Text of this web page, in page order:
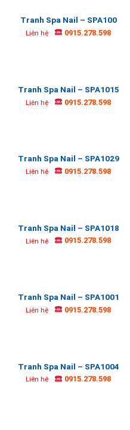
Tranh Spa Nail – SPA100
Liên hệ 0915.278.598
Tranh Spa Nail – SPA1015
Liên hệ 0915.278.598
Tranh Spa Nail – SPA1029
Liên hệ 0915.278.598
Tranh Spa Nail – SPA1018
Liên hệ 0915.278.598
Tranh Spa Nail – SPA1001
Liên hệ 0915.278.598
Tranh Spa Nail – SPA1004
Liên hệ 0915.278.598